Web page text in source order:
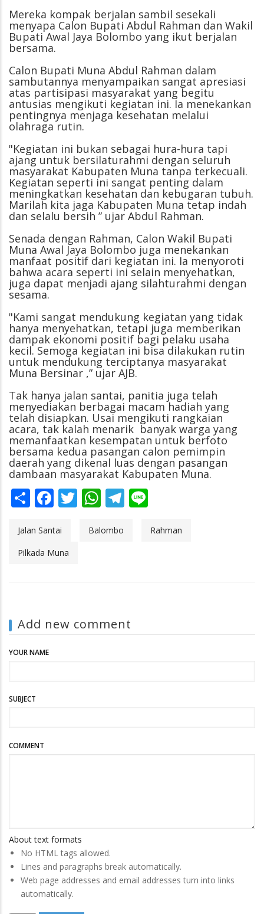
Mereka kompak berjalan sambil sesekali
menyapa Calon Bupati Abdul Rahman dan Wakil
Bupati Awal Jaya Bolombo yang ikut berjalan
bersama.
Calon Bupati Muna Abdul Rahman dalam
sambutannya menyampaikan sangat apresiasi
atas partisipasi masyarakat yang begitu
antusias mengikuti kegiatan ini. Ia menekankan
pentingnya menjaga kesehatan melalui
olahraga rutin.
"Kegiatan ini bukan sebagai hura-hura tapi
ajang untuk bersilaturahmi dengan seluruh
masyarakat Kabupaten Muna tanpa terkecuali.
Kegiatan seperti ini sangat penting dalam
meningkatkan kesehatan dan kebugaran tubuh.
Marilah kita jaga Kabupaten Muna tetap indah
dan selalu bersih ” ujar Abdul Rahman.
Senada dengan Rahman, Calon Wakil Bupati
Muna Awal Jaya Bolombo juga menekankan
manfaat positif dari kegiatan ini. Ia menyoroti
bahwa acara seperti ini selain menyehatkan,
juga dapat menjadi ajang silahturahmi dengan
sesama.
"Kami sangat mendukung kegiatan yang tidak
hanya menyehatkan, tetapi juga memberikan
dampak ekonomi positif bagi pelaku usaha
kecil. Semoga kegiatan ini bisa dilakukan rutin
untuk mendukung terciptanya masyarakat
Muna Bersinar ,” ujar AJB.
Tak hanya jalan santai, panitia juga telah
menyediakan berbagai macam hadiah yang
telah disiapkan. Usai mengikuti rangkaian
acara, tak kalah menarik banyak warga yang
memanfaatkan kesempatan untuk berfoto
bersama kedua pasangan calon pemimpin
daerah yang dikenal luas dengan pasangan
dambaan masyarakat Kabupaten Muna.
ShareFacebook
Twitter
WhatsApp
Telegram
Jalan Santai Balombo
Rahman
Pilkada Muna
Add new comment
YOUR NAME
SUBJECT
COMMENT
About text formats
No HTML tags allowed.
Lines and paragraphs break automatically.
Web page addresses and email addresses turn into links
automatically.